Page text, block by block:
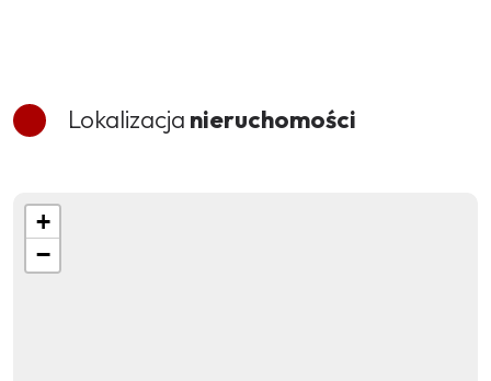
Lokalizacja nieruchomości
+
−